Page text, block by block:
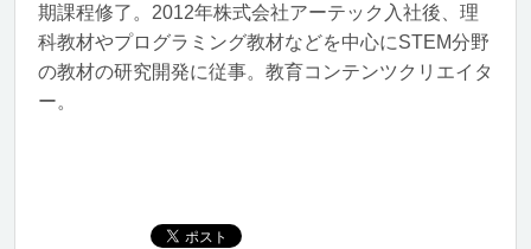
期課程修了。2012年株式会社アーテック入社後、理
科教材やプログラミング教材などを中心にSTEM分野
の教材の研究開発に従事。教育コンテンツクリエイタ
ー。